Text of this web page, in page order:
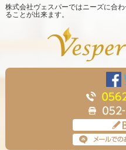
株式会社ヴェスパーではニーズに合
ることが出来ます。